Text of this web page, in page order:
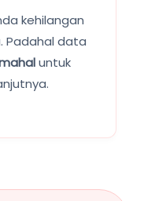
kehilangan
Padahal data
untuk